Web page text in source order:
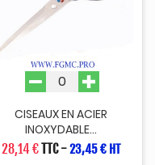
CISEAUX EN ACIER
INOXYDABLE...
28,14 €TTC-23,45 € HT